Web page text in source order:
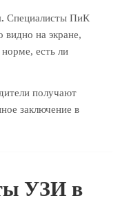
Специалисты ПиК
видно на экране,
норме, есть ли
получают
заключение в
УЗИ в